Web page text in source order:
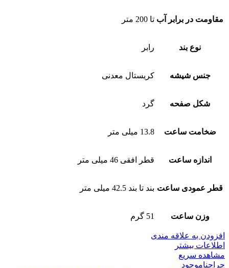
مقاومت در برابر آب تا 200 متر
نوع بند رابر
جنس شیشه کریستال معدنی
شکل صفحه گرد
ضخامت ساعت 13.8 میلی متر
اندازه ساعت قطر افقی 46 میلی متر
قطر عمودی ساعت بند تا بند 42.5 میلی متر
وزن ساعت 51 گرم
افزودن به علاقه مندی
اطلاعات بیشتر
مشاهده سریع
حراجناموجود